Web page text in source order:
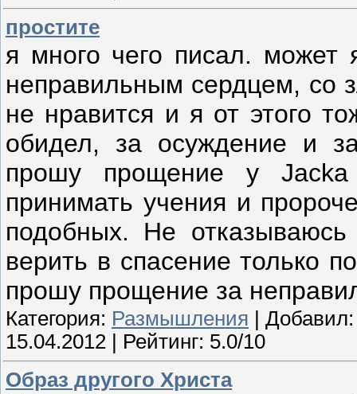
простите
я много чего писал.
неправильным сердцем, со
не нравится и я от этого
обидел, за осуждение и
прошу прощение у
принимать учения и
подобных. Не
верить в спасение только
прошу прощение за
Категория: Размышления |
15.04.2012 | Рейтинг: 5.0/10
Образ другого Христа